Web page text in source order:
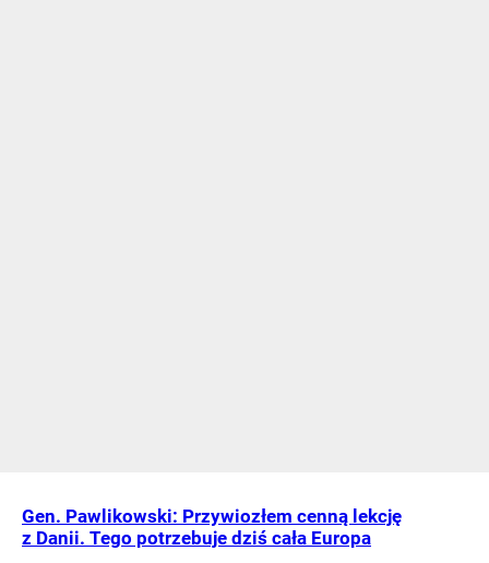
Gen. Pawlikowski: Przywiozłem cenną lekcję
z Danii. Tego potrzebuje dziś cała Europa